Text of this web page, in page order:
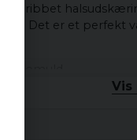
en ribbet
Det er et perfekt
bomuld.
merchandise.
Vis